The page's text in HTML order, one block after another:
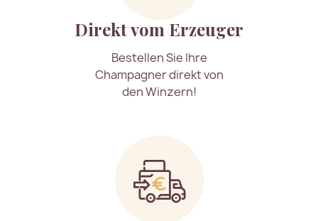
Direkt vom Erzeuger
Bestellen Sie Ihre
Champagner direkt von
den Winzern!